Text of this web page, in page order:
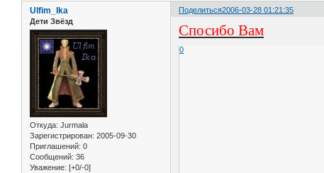
Поделиться2006-03-28 01:21:35
Ulfim_Ika
Дети Звёзд
Откуда: Jurmala
Зарегистрирован: 2005-09-30
Приглашений: 0
Сообщений: 36
Уважение: [+0/-0]
Спосибо Вам
0